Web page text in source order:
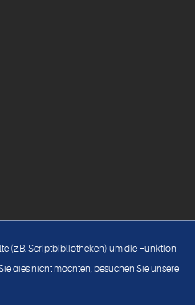
(z.B. Scriptbibliotheken) um die Funktion
dies nicht möchten, besuchen Sie unsere